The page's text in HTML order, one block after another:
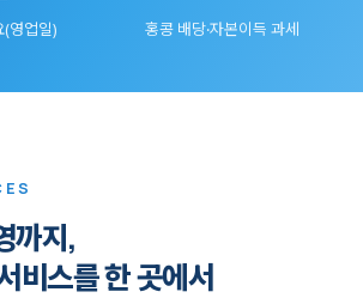
(영업일) 홍콩 배당·자본이득 과세
까지,
비스를 한 곳에서